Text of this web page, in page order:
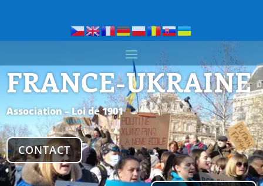
FRANCE-UKRAINE
Association – Loi de 1901
CONTACT